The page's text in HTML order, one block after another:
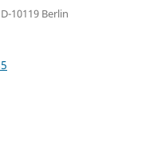
10119 Berlin